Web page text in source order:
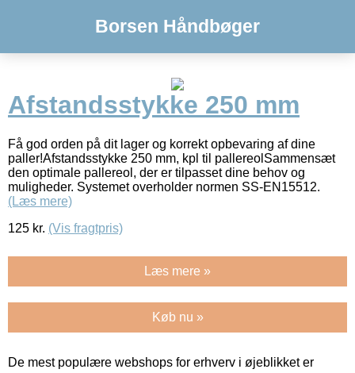
Borsen Håndbøger
Afstandsstykke 250 mm
Få god orden på dit lager og korrekt opbevaring af dine
paller!Afstandsstykke 250 mm, kpl til pallereolSammensæt
den optimale pallereol, der er tilpasset dine behov og
muligheder. Systemet overholder normen SS-EN15512.
(Læs mere)
125 kr. (Vis fragtpris)
Læs mere »
Køb nu »
De mest populære webshops for erhverv i øjeblikket er